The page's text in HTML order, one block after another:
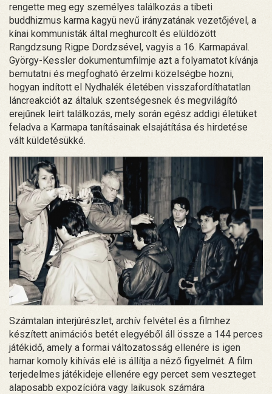
rengette meg egy személyes találkozás a tibeti
buddhizmus karma kagyü nevű irányzatának vezetőjével, a
kínai kommunisták által meghurcolt és elüldözött
Rangdzsung Rigpe Dordzsével, vagyis a 16. Karmapával.
György-Kessler dokumentumfilmje azt a folyamatot kívánja
bemutatni és megfogható érzelmi közelségbe hozni,
hogyan indított el Nydhalék életében visszafordíthatatlan
láncreakciót az általuk szentségesnek és megvilágító
erejűnek leírt találkozás, mely során egész addigi életüket
feladva a Karmapa tanításainak elsajátítása és hirdetése
vált küldetésükké.
Számtalan interjúrészlet, archív felvétel és a filmhez
készített animációs betét elegyéből áll össze a 144 perces
játékidő, amely a formai változatosság ellenére is igen
hamar komoly kihívás elé is állítja a néző figyelmét. A film
terjedelmes játékideje ellenére egy percet sem veszteget
alaposabb expozícióra vagy laikusok számára